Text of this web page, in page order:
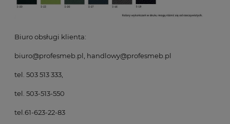
Biuro obsługi klienta:
biuro@profesmeb.pl, handlowy@profesmeb.pl
tel. 503 513 333,
tel. 503-513-550
tel.61-623-22-83